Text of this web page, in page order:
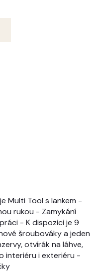
Multi Tool s lankem -
rukou - Zamykání
- K dispozici je 9
šroubováky a jeden
otvírák na láhve,
interiéru i exteriéru -